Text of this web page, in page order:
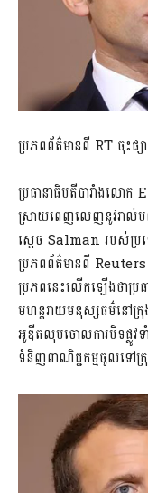
ប្រភពព័ត៌មានពី RT ចុះផ្
ប្រធានាធិបតីបារាំងលោក
ស្រាយពេញលេញនូវរាល់ប
ស្តេច Salman របស់ប្រ
ប្រភពព័ត៌មានពី
ប្រភពនេះលើកឡើងថាប្រធ
មហន្តរាយមនុស្សធម៌នៅក្រុ
អូឌីតលុបចោលការបិទផ្លូវ
ទំនិញពាណិជ្ជកម្មចូលទៅក្